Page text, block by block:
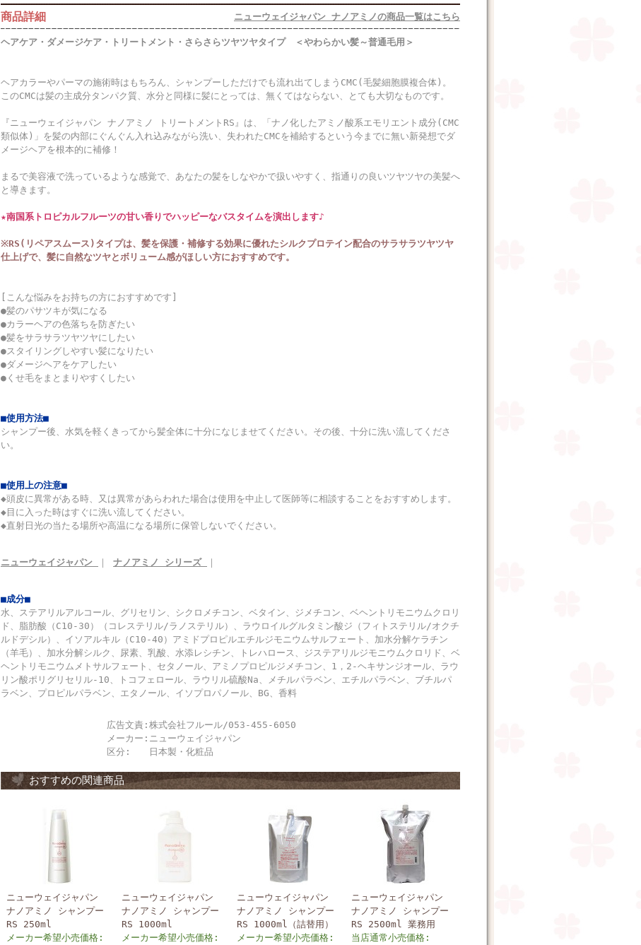
商品詳細 ニューウェイジャパン ナノアミノの商品一覧はこちら
ヘアケア・ダメージケア・トリートメント・さらさらツヤツヤタイプ ＜やわらかい髪～普通毛用＞
ヘアカラーやパーマの施術時はもちろん、シャンプーしただけでも流れ出てしまうCMC(毛髪細胞膜複合体)。
このCMCは髪の主成分タンパク質、水分と同様に髪にとっては、無くてはならない、とても大切なものです。
『ニューウェイジャパン ナノアミノ トリートメントRS』は、「ナノ化したアミノ酸系エモリエント成分(CMC
類似体)」を髪の内部にぐんぐん入れ込みながら洗い、失われたCMCを補給するという今までに無い新発想でダ
メージヘアを根本的に補修！
まるで美容液で洗っているような感覚で、あなたの髪をしなやかで扱いやすく、指通りの良いツヤツヤの美髪へ
と導きます。
★南国系トロピカルフルーツの甘い香りでハッピーなバスタイムを演出します♪
※RS(リペアスムース)タイプは、髪を保護・補修する効果に優れたシルクプロテイン配合のサラサラツヤツヤ
仕上げで、髪に自然なツヤとボリューム感がほしい方におすすめです。
[こんな悩みをお持ちの方におすすめです]
●髪のパサツキが気になる
●カラーヘアの色落ちを防ぎたい
●髪をサラサラツヤツヤにしたい
●スタイリングしやすい髪になりたい
●ダメージヘアをケアしたい
●くせ毛をまとまりやすくしたい
■使用方法■
シャンプー後、水気を軽くきってから髪全体に十分になじませてください。その後、十分に洗い流してくださ
い。
■使用上の注意■
◆頭皮に異常がある時、又は異常があらわれた場合は使用を中止して医師等に相談することをおすすめします。
◆目に入った時はすぐに洗い流してください。
◆直射日光の当たる場所や高温になる場所に保管しないでください。
ニューウェイジャパン ｜ ナノアミノ シリーズ ｜
■成分■
水、ステアリルアルコール、グリセリン、シクロメチコン、ベタイン、ジメチコン、ベヘントリモニウムクロリ
ド、脂肪酸（C10-30）（コレステリル/ラノステリル）、ラウロイルグルタミン酸ジ（フィトステリル/オクチ
ルドデシル）、イソアルキル（C10-40）アミドプロピルエチルジモニウムサルフェート、加水分解ケラチン
（羊毛）、加水分解シルク、尿素、乳酸、水添レシチン、トレハロース、ジステアリルジモニウムクロリド、ベ
ヘントリモニウムメトサルフェート、セタノール、アミノプロピルジメチコン、1，2-ヘキサンジオール、ラウ
リン酸ポリグリセリル-10、トコフェロール、ラウリル硫酸Na、メチルパラベン、エチルパラベン、ブチルパ
ラベン、プロピルパラベン、エタノール、イソプロパノール、BG、香料
広告文責: 株式会社フルール/053-455-6050
メーカー: ニューウェイジャパン
区分:
日本製・化粧品
おすすめの関連商品
ニューウェイジャパン
ナノアミノ シャンプー
RS 250ml
メーカー希望小売価格:
ニューウェイジャパン
ナノアミノ シャンプー
RS 1000ml
メーカー希望小売価格:
ニューウェイジャパン
ナノアミノ シャンプー
RS 1000ml（詰替用）
メーカー希望小売価格:
ニューウェイジャパン
ナノアミノ シャンプー
RS 2500ml 業務用
当店通常小売価格: